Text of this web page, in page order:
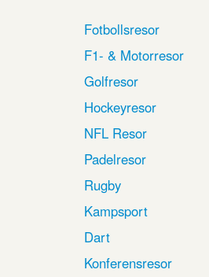
Fotbollsresor
F1- & Motorresor
Golfresor
Hockeyresor
NFL Resor
Padelresor
Rugby
Kampsport
Dart
Konferensresor